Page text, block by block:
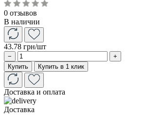
0 отзывов
В наличии
43.78 грн/шт
−
+
Купить
Купить в 1 клик
Доставка и оплата
Доставка